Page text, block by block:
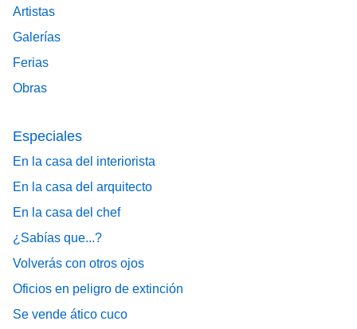
Artistas
Galerías
Ferias
Obras
Especiales
En la casa del interiorista
En la casa del arquitecto
En la casa del chef
¿Sabías que...?
Volverás con otros ojos
Oficios en peligro de extinción
Se vende ático cuco